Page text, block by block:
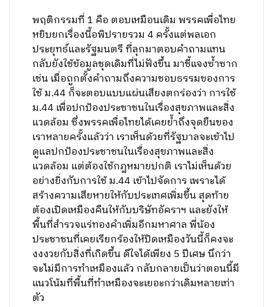
พฤติกรรมที่ 1 คือ ตอบเหมือนเดิม พรรคเพื่อไทย
หยิบยกเรื่องนี้อพิปรายรวม 4 ครั้งแต่พลเอก
ประยุทธ์และรัฐมนตรี ที่ลุกมาตอบคำถามแทน
กลับยังใช้ข้อมูลชุดเดิมที่ไม่ฟังขึ้น มาชี้แจงซ้ำซาก
เช่น เมื่อถูกตั้งคำถามถึงความชอบธรรมของการ
ใช้ ม.44 ก็จะตอบแบบแผ่นเสียงตกร่องว่า การใช้
ม.44 เพื่อปกป้องประชาชนในเรื่องสุขภาพและสิ่ง
แวดล้อม ซึ่งพรรคเพื่อไทยได้เคยย้ำถึงจุดยืนของ
เราหลายครั้งแล้วว่า เราเห็นด้วยที่รัฐบาลจะเข้าไป
ดูแลปกป้องประชาชนในเรื่องสุขภาพและสิ่ง
แวดล้อม แต่ต้องใช้กฎหมายปกติ เราไม่เห็นด้วย
อย่างยิ่งกับการใช้ ม.44 เข้าไปจัดการ เพราะได้
สร้างความเสียหายให้กับประเทศเพิ่มขึ้น สุดท้าย
ต้องเปิดเหมืองคืนให้กับบริษัทอัคราฯ และยังให้
พื้นที่สำรวจแร่ทองคำเพิ่มอีกมหาศาล พี่น้อง
ประชาชนที่เคยเรียกร้องให้ปิดเหมืองวันนี้ก็คงจะ
งงงวยกับสิ่งที่เกิดขึ้น ดีใจได้เพียง 5 ปีเศษ นึกว่า
จะไม่มีการทำเหมืองแล้ว กลับกลายเป็นว่าตอนนี้มี
แนวโน้มที่พื้นที่ทำเหมืองจะเยอะกว่าเดิมหลายเท่า
ตัว